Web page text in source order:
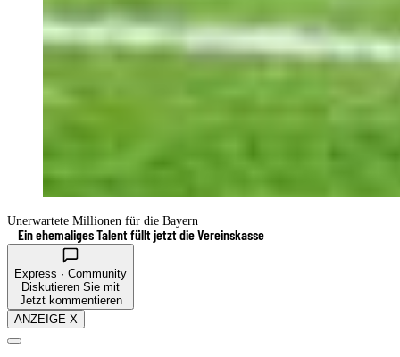
Unerwartete Millionen für die Bayern
Ein ehemaliges Talent füllt jetzt die Vereinskasse
Express · Community
Diskutieren Sie mit
Jetzt kommentieren
ANZEIGE X